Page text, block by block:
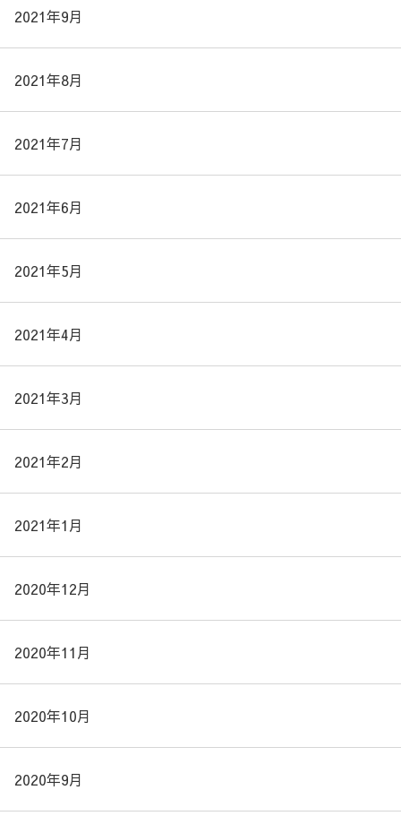
2021年9月
2021年8月
2021年7月
2021年6月
2021年5月
2021年4月
2021年3月
2021年2月
2021年1月
2020年12月
2020年11月
2020年10月
2020年9月